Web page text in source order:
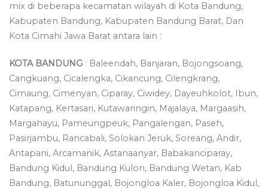
mix di beberapa kecamatan wilayah di Kota Bandung,
Kabupaten Bandung, Kabupaten Bandung Barat, Dan
Kota Cimahi Jawa Barat antara lain :
KOTA BANDUNG : Baleendah, Banjaran, Bojongsoang,
Cangkuang, Cicalengka, Cikancung, Cilengkrang,
Cimaung, Cimenyan, Ciparay, Ciwidey, Dayeuhkolot, Ibun,
Katapang, Kertasari, Kutawaringin, Majalaya, Margaasih,
Margahayu, Pameungpeuk, Pangalengan, Paseh,
Pasirjambu, Rancabali, Solokan Jeruk, Soreang, Andir,
Antapani, Arcamanik, Astanaanyar, Babakanciparay,
Bandung Kidul, Bandung Kulon, Bandung Wetan, Kab
Bandung, Batununggal, Bojongloa Kaler, Bojongloa Kidul,